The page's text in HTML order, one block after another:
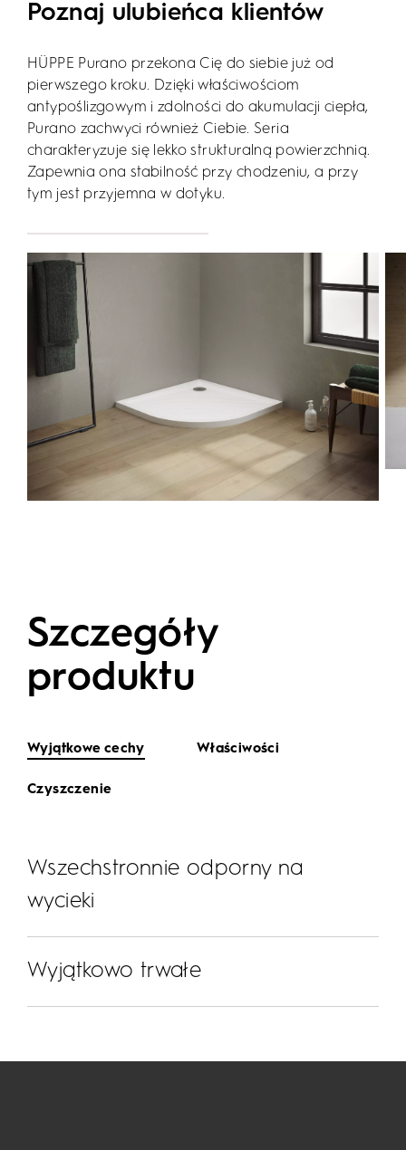
Poznaj ulubieńca klientów
HÜPPE Purano przekona Cię do siebie już od
pierwszego kroku. Dzięki właściwościom
antypoślizgowym i zdolności do akumulacji ciepła,
Purano zachwyci również Ciebie. Seria
charakteryzuje się lekko strukturalną powierzchnią.
Zapewnia ona stabilność przy chodzeniu, a przy
tym jest przyjemna w dotyku.
Szczegóły
produktu
Wyjątkowe cechy Właściwości
Czyszczenie
Wszechstronnie odporny na
wycieki
Wyjątkowo trwałe